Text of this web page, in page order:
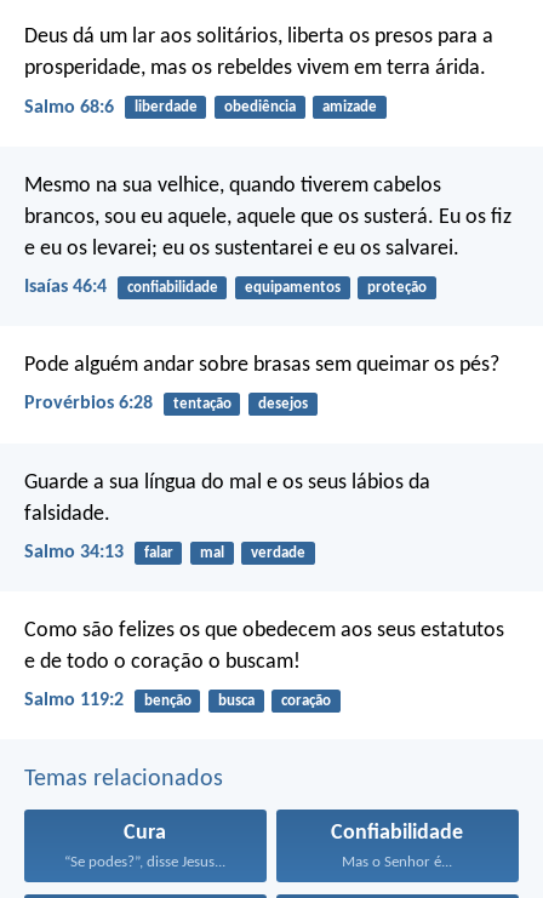
Deus dá um lar aos solitários, liberta os presos para a
prosperidade, mas os rebeldes vivem em terra árida.
Salmo 68:6 liberdade obediência amizade
Mesmo na sua velhice, quando tiverem cabelos
brancos, sou eu aquele, aquele que os susterá. Eu os fiz
e eu os levarei; eu os sustentarei e eu os salvarei.
Isaías 46:4 confiabilidade equipamentos proteção
Pode alguém andar sobre brasas sem queimar os pés?
Provérbios 6:28 tentação desejos
Guarde a sua língua do mal e os seus lábios da
falsidade.
Salmo 34:13 falar mal verdade
Como são felizes os que obedecem aos seus estatutos
e de todo o coração o buscam!
Salmo 119:2 benção busca coração
Temas relacionados
Cura
“Se podes?”, disse Jesus...
Confiabilidade
Mas o Senhor é...